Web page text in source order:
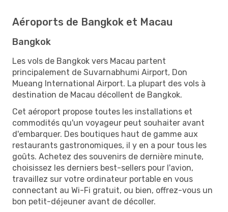
Aéroports de Bangkok et Macau
Bangkok
Les vols de Bangkok vers Macau partent
principalement de Suvarnabhumi Airport, Don
Mueang International Airport. La plupart des vols à
destination de Macau décollent de Bangkok.
Cet aéroport propose toutes les installations et
commodités qu'un voyageur peut souhaiter avant
d'embarquer. Des boutiques haut de gamme aux
restaurants gastronomiques, il y en a pour tous les
goûts. Achetez des souvenirs de dernière minute,
choisissez les derniers best-sellers pour l'avion,
travaillez sur votre ordinateur portable en vous
connectant au Wi-Fi gratuit, ou bien, offrez-vous un
bon petit-déjeuner avant de décoller.